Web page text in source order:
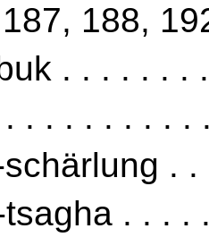
188,
. . . . . . . .
. . . . . . . . . .
. .
. . . .